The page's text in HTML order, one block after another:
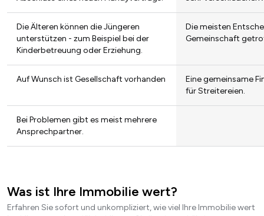
Die Älteren können die Jüngeren
unterstützen - zum Beispiel bei der
Kinderbetreuung oder Erziehung.
Die meisten
Gemeinschaft
Auf Wunsch ist Gesellschaft vorhanden
Eine gemeinsame
für Streitereien.
Bei Problemen gibt es meist mehrere
Ansprechpartner.
Was ist Ihre Immobilie wert?
Erfahren Sie sofort und unkompliziert, wie viel Ihre Immobilie wert